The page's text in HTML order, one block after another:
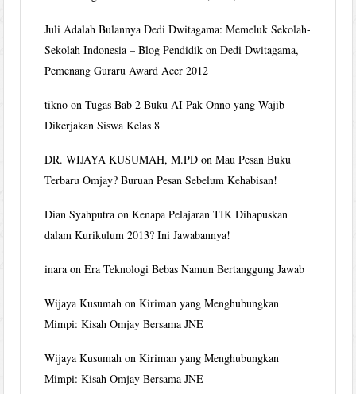
Juli Adalah Bulannya Dedi Dwitagama: Memeluk Sekolah-
Sekolah Indonesia – Blog Pendidik onDedi Dwitagama,
Pemenang Guraru Award Acer 2012
tikno onTugas Bab 2 Buku AI Pak Onno yang Wajib
Dikerjakan Siswa Kelas 8
DR. WIJAYA KUSUMAH, M.PD onMau Pesan Buku
Terbaru Omjay? Buruan Pesan Sebelum Kehabisan!
Dian Syahputra onKenapa Pelajaran TIK Dihapuskan
dalam Kurikulum 2013? Ini Jawabannya!
inara onEra Teknologi Bebas Namun Bertanggung Jawab
Wijaya Kusumah onKiriman yang Menghubungkan
Mimpi: Kisah Omjay Bersama JNE
Wijaya Kusumah onKiriman yang Menghubungkan
Mimpi: Kisah Omjay Bersama JNE